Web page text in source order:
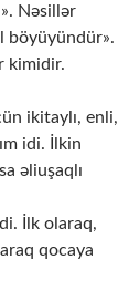
Nəsillər
böyüyündür».
kimidir.
ikitaylı, enli,
idi. İlkin
əliuşaqlı
İlk olaraq,
qocaya